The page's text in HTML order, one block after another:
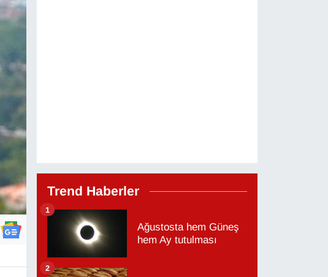
Trend Haberler
Ağustosta hem Güneş
hem Ay tutulması
1
2